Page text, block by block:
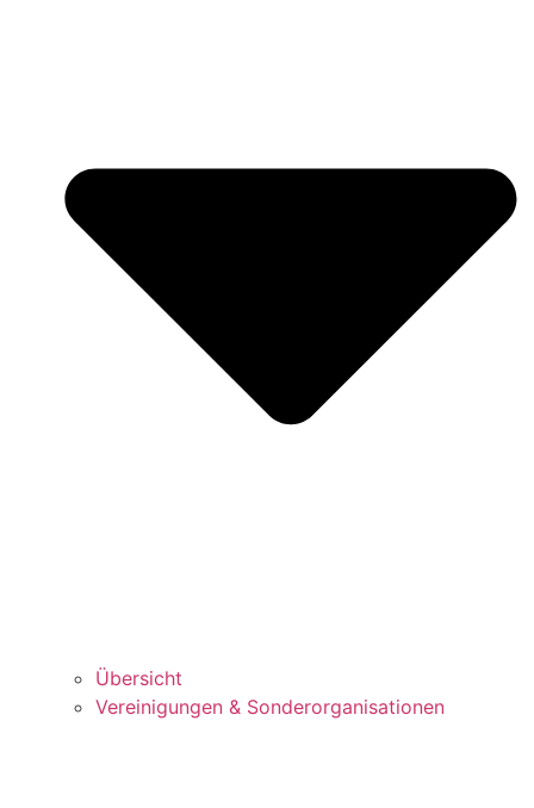
Über­sicht
Ver­ei­ni­gun­gen & Sonderorganisationen